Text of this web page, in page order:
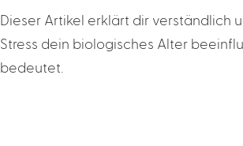
Dieser Artikel erklärt dir
Stress dein biologisches Alter
bedeutet.